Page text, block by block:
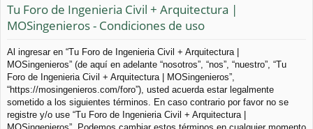
rá
pi
d
os
Tu Foro de Ingenieria Civil + Arquitectura |
MOSingenieros - Condiciones de uso
Al ingresar en “Tu Foro de Ingenieria Civil + Arquitectura |
MOSingenieros” (de aquí en adelante “nosotros”, “nos”, “nuestro”, “Tu
Foro de Ingenieria Civil + Arquitectura | MOSingenieros”,
“https://mosingenieros.com/foro”), usted acuerda estar legalmente
sometido a los siguientes términos. En caso contrario por favor no se
registre y/o use “Tu Foro de Ingenieria Civil + Arquitectura |
MOSingenieros”. Podemos cambiar estos términos en cualquier momento